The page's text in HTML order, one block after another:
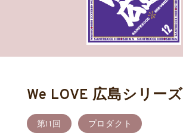
We LOVE 広島シリーズ
第11回 プロダクト